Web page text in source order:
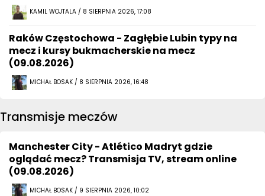
KAMIL WOJTALA / 8 SIERPNIA 2026, 17:08
Raków Częstochowa - Zagłębie Lubin typy na
mecz i kursy bukmacherskie na mecz
(09.08.2026)
MICHAŁ BOSAK / 8 SIERPNIA 2026, 16:48
Transmisje meczów
Manchester City - Atlético Madryt gdzie
oglądać mecz? Transmisja TV, stream online
(09.08.2026)
MICHAŁ BOSAK / 9 SIERPNIA 2026, 10:02